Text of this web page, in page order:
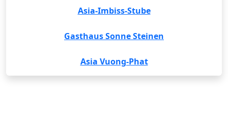
Asia-Imbiss-Stube
Gasthaus Sonne Steinen
Asia Vuong-Phat